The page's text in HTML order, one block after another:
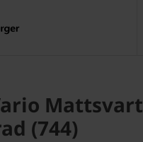
Mattsvart
(744)